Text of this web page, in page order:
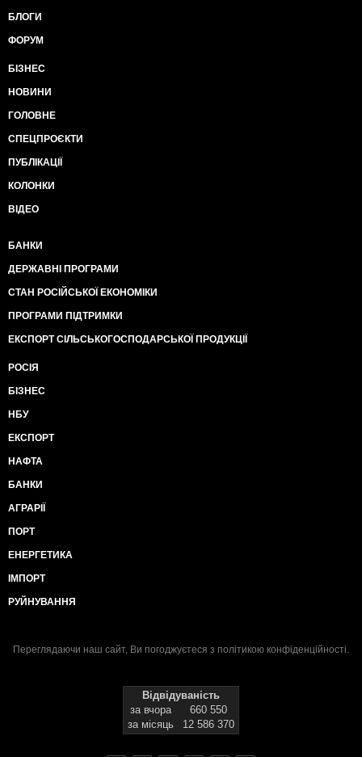
БЛОГИ
ФОРУМ
БІЗНЕС
НОВИНИ
ГОЛОВНЕ
СПЕЦПРОЄКТИ
ПУБЛІКАЦІЇ
КОЛОНКИ
ВІДЕО
БАНКИ
ДЕРЖАВНІ ПРОГРАМИ
СТАН РОСІЙСЬКОЇ ЕКОНОМІКИ
ПРОГРАМИ ПІДТРИМКИ
ЕКСПОРТ СІЛЬСЬКОГОСПОДАРСЬКОЇ ПРОДУКЦІЇ
РОСІЯ
БІЗНЕС
НБУ
ЕКСПОРТ
НАФТА
БАНКИ
АГРАРІЇ
ПОРТ
ЕНЕРГЕТИКА
ІМПОРТ
РУЙНУВАННЯ
Переглядаючи наш сайт, Ви погоджуєтеся з політикою конфіденційності.
Відвідуваність
за вчора
660 550
за місяць
12 586 370